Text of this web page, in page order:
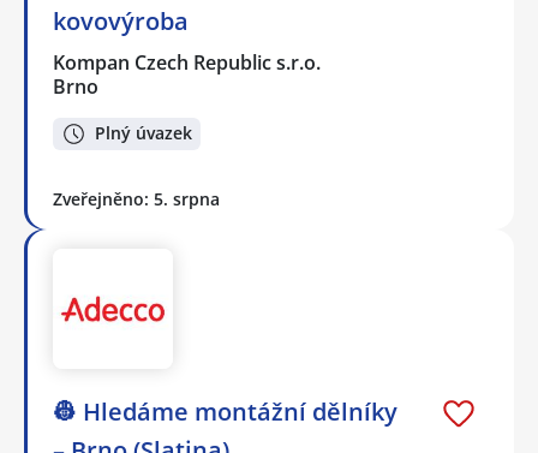
kovovýroba
Kompan Czech Republic s.r.o.
Brno
Plný úvazek
Zveřejněno: 5. srpna
👷 Hledáme montážní dělníky